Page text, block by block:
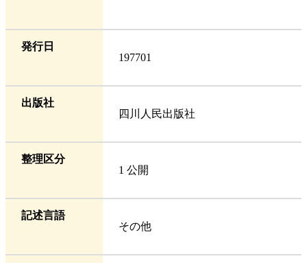
発行日
197701
出版社
四川人民出版社
整理区分
1 公開
記述言語
その他